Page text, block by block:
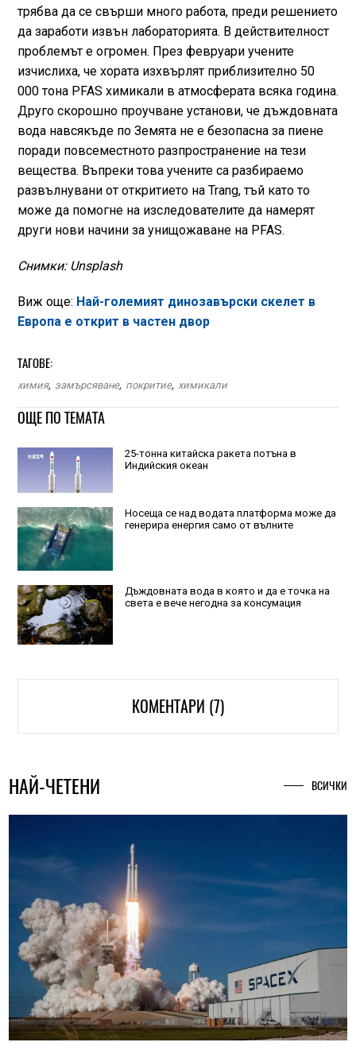
трябва да се свърши много работа, преди решението
да заработи извън лабораторията. В действителност
проблемът е огромен. През февруари учените
изчислиха, че хората изхвърлят приблизително 50
000 тона PFAS химикали в атмосферата всяка година.
Друго скорошно проучване установи, че дъждовната
вода навсякъде по Земята не е безопасна за пиене
поради повсеместното разпространение на тези
вещества. Въпреки това учените са разбираемо
развълнувани от откритието на Trang, тъй като то
може да помогне на изследователите да намерят
други нови начини за унищожаване на PFAS.
Снимки: Unsplash
Виж още: Най-големият динозавърски скелет в
Европа е открит в частен двор
ТАГОВЕ:
химия, замърсяване, покритие, химикали
ОЩЕ ПО ТЕМАТА
25-тонна китайска ракета потъна в
Индийския океан
Носеща се над водата платформа може да
генерира енергия само от вълните
Дъждовната вода в която и да е точка на
света е вече негодна за консумация
КОМЕНТАРИ (7)
НАЙ-ЧЕТЕНИ ВСИЧКИ